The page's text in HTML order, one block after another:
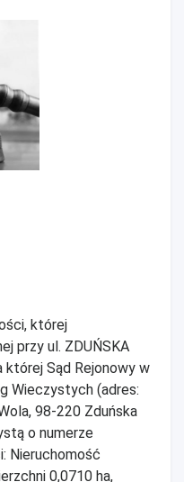
której
przy ul. ZDUŃSKA
której Sąd Rejonowy w
Wieczystych (adres:
98-220 Zduńska
o numerze
Nieruchomość
0,0710 ha,